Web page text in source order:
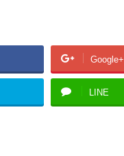
Google+
LINE